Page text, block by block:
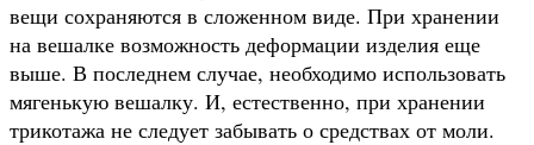
вещи сохраняются в сложенном виде. При хранении
на вешалке возможность деформации изделия еще
выше. В последнем случае, необходимо использовать
мягенькую вешалку. И, естественно, при хранении
трикотажа не следует забывать о средствах от моли.